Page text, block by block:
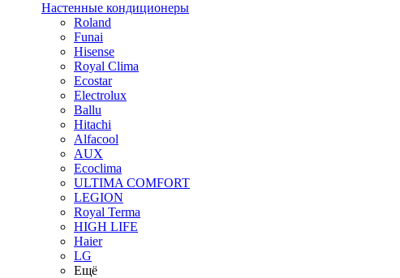
Настенные кондиционеры
Roland
Funai
Hisense
Royal Clima
Ecostar
Electrolux
Ballu
Hitachi
Alfacool
AUX
Ecoclima
ULTIMA COMFORT
LEGION
Royal Terma
HIGH LIFE
Haier
LG
Ещё